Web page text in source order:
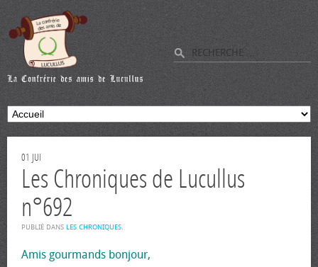
01 JUI
Les Chroniques de Lucullus
n°692
PUBLIÉ DANS LES CHRONIQUES.
Amis gourmands bonjour,